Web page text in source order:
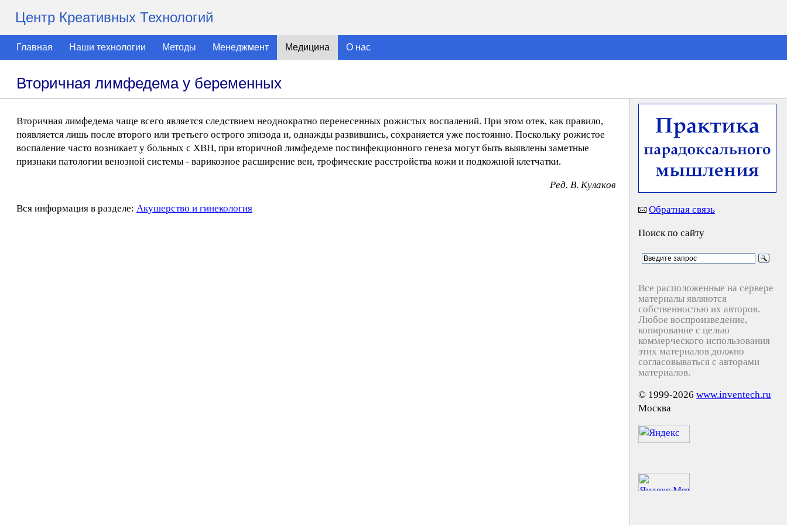
Центр Креативных Технологий
Главная Наши технологии Методы Менеджмент Медицина О нас
Вторичная лимфедема у беременных
Вторичная лимфедема чаще всего является следствием неоднократно перенесенных рожистых воспалений. При этом отек, как правило,
появляется лишь после второго или третьего острого эпизода и, однажды развившись, сохраняется уже постоянно. Поскольку рожистое
воспаление часто возникает у больных с ХВН, при вторичной лимфедеме постинфекционного генеза могут быть выявлены заметные
признаки патологии венозной системы - варикозное расширение вен, трофические расстройства кожи и подкожной клетчатки.
Peд. B. Kyлaкoв
Вся информация в разделе: Акушерство и гинекология Обратная связь
Поиск по сайту
Все расположенные на сервере
материалы являются
собственностью их авторов.
Любое воспроизведение,
копирование с целью
коммерческого использования
этих материалов должно
согласовываться с авторами
материалов.
© 1999-2026 www.inventech.ru
Москва